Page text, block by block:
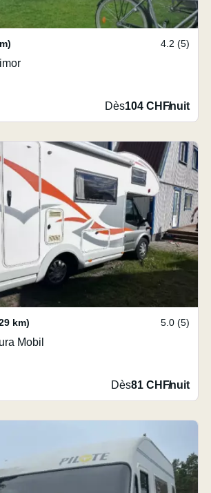
4.2 (5)
Dès104 CHF/nuit
km) 5.0 (5)
Mobil
Dès81 CHF/nuit